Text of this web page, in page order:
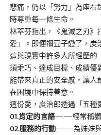
悲痛，仍以「努力」為座右
時尊重每一條生命。
林萃芬指出，《鬼滅之刃》
愛」。即便禰豆子變了，炭
這與現實中許多人所經歷的
須乖巧、達成目標、成績優
能帶來真正的安全感，讓人
在困境中保持善意。
這份愛，炭治郎透過「五種
01.肯定的言語——經常稱讚
02.服務的行動——為妹妹與